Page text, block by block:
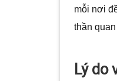
mỗi nơi
thần
Lý do